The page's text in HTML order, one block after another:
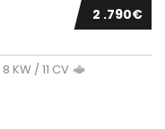
2 .790€
8 KW / 11 CV